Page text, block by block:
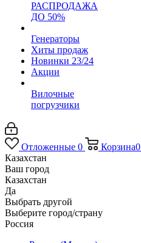
РАСПРОДАЖА
ДО 50%
Генераторы
Хиты продаж
Новинки 23/24
Акции
Вилочные
погрузчики
Отложенные 0 Корзина0
Казахстан
Ваш город
Казахстан
Да
Выбрать другой
Выберите город/страну
Россия